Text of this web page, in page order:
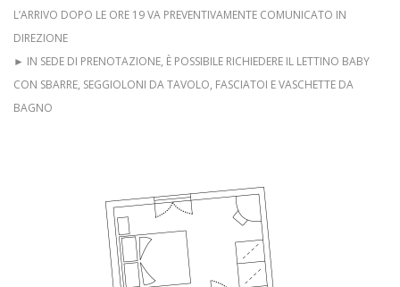
L’ARRIVO DOPO LE ORE 19 VA PREVENTIVAMENTE COMUNICATO IN
DIREZIONE
► IN SEDE DI PRENOTAZIONE, È POSSIBILE RICHIEDERE IL LETTINO BABY
CON SBARRE, SEGGIOLONI DA TAVOLO, FASCIATOI E VASCHETTE DA
BAGNO